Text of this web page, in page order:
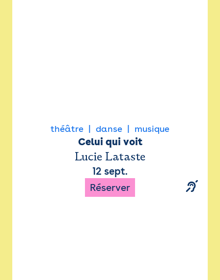
théâtre danse musique
Celui qui voit
Lucie Lataste
12 sept.
Réserver